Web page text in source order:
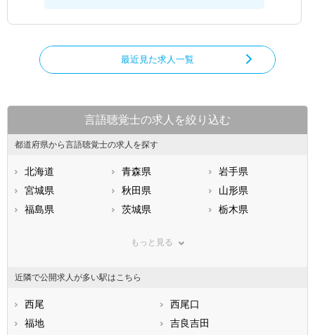
最近見た求人一覧
言語聴覚士の求人を絞り込む
都道府県から言語聴覚士の求人を探す
北海道 青森県
岩手県
宮城県
秋田県
山形県
福島県
茨城県
栃木県
神奈川県
石川県
福井県
静岡県
滋賀県
もっと見る
近隣で公開求人が多い駅はこちら
西尾
西尾口
福地
吉良吉田